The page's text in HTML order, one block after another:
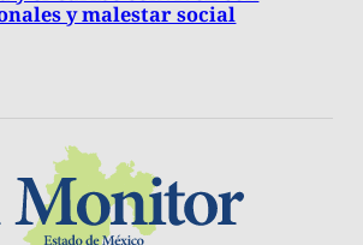
y malestar social